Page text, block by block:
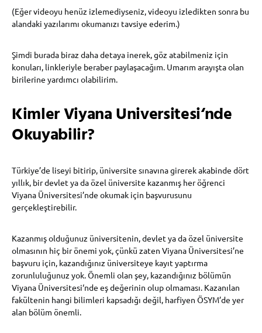
(Eğer videoyu henüz izlemediyseniz, videoyu izledikten sonra bu
alandaki yazılarımı okumanızı tavsiye ederim.)
Şimdi burada biraz daha detaya inerek, göz atabilmeniz için
konuları, linkleriyle beraber paylaşacağım. Umarım arayışta olan
birilerine yardımcı olabilirim.
Kimler Viyana Universitesi‘nde
Okuyabilir?
Türkiye’de liseyi bitirip, üniversite sınavına girerek akabinde dört
yıllık, bir devlet ya da özel üniversite kazanmış her öğrenci
Viyana Üniversitesi’nde okumak için başvurusunu
gerçekleştirebilir.
Kazanmış olduğunuz üniversitenin, devlet ya da özel üniversite
olmasının hiç bir önemi yok, çünkü zaten Viyana Üniversitesi’ne
başvuru için, kazandığınız üniversiteye kayıt yaptırma
zorunluluğunuz yok. Önemli olan şey, kazandığınız bölümün
Viyana Üniversitesi‘nde eş değerinin olup olmaması. Kazanılan
fakültenin hangi bilimleri kapsadığı değil, harfiyen ÖSYM’de yer
alan bölüm önemli.